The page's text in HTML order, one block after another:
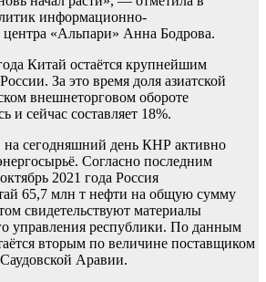
информационно-
центра «Альпари» Анна Бодрова.
Китай остаётся крупнейшим
За это время доля азиатской
внешнеторговом обороте
и сейчас составляет 18%.
на сегодняшний день КНР активно
Согласно последним
2021 года Россия
65,7 млн т нефти на общую сумму
свидетельствуют материалы
управления республики. По данным
вторым по величине поставщиком
Аравии.